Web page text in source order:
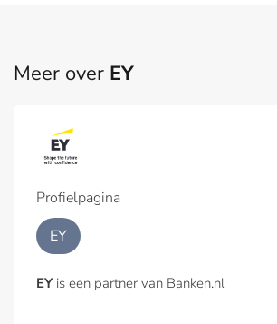
Meer over EY
Profielpagina
EY
EYis een partner van Banken.nl